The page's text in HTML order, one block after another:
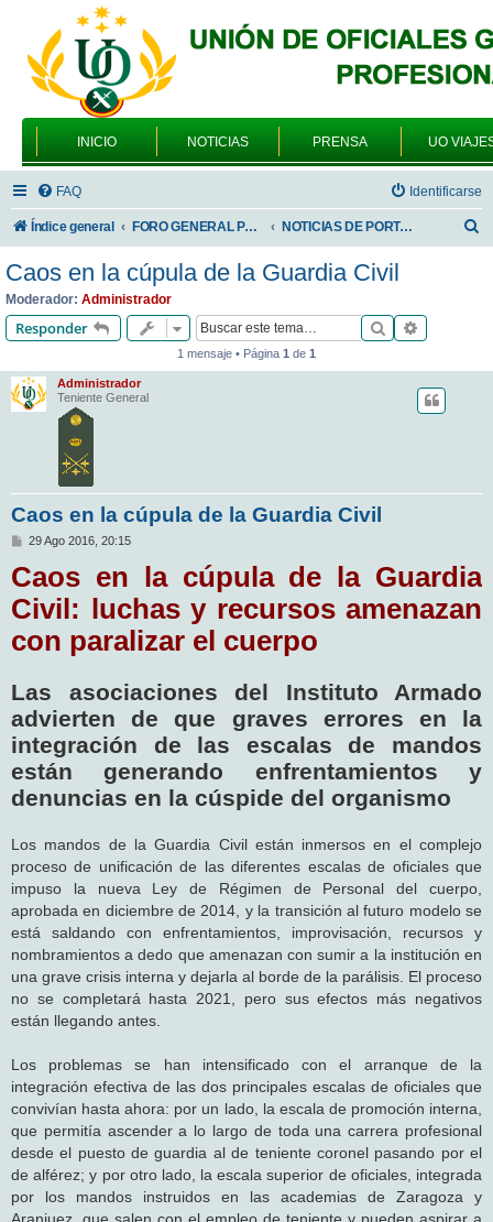
INICIO NOTICIAS PRENSA UO
FAQ Identificarse
Índice general FORO GENERAL PARA TODOS LOS USUARIOS NOTICIAS DE PORTADA
r
Caos en la cúpula de la Guardia Civil
Moderador: Administrador
Responder Buscar
1 mensaje • Página 1 de 1
Administrador
Teniente General
Caos en la cúpula de la Guardia Civil
M
n
s
a
j
29 Ago 2016, 20:15
Caos en la cúpula de la Guardia
Civil: luchas y recursos amenazan
con paralizar el cuerpo
Las asociaciones del Instituto Armado
advierten de que graves errores en la
integración de las escalas de mandos
están generando enfrentamientos y
denuncias en la cúspide del organismo
Los mandos de la Guardia Civil están inmersos en el complejo
proceso de unificación de las diferentes escalas de oficiales que
impuso la nueva Ley de Régimen de Personal del cuerpo,
aprobada en diciembre de 2014, y la transición al futuro modelo se
está saldando con enfrentamientos, improvisación, recursos y
nombramientos a dedo que amenazan con sumir a la institución en
una grave crisis interna y dejarla al borde de la parálisis. El proceso
no se completará hasta 2021, pero sus efectos más negativos
están llegando antes.
Los problemas se han intensificado con el arranque de la
integración efectiva de las dos principales escalas de oficiales que
convivían hasta ahora: por un lado, la escala de promoción interna,
que permitía ascender a lo largo de toda una carrera profesional
desde el puesto de guardia al de teniente coronel pasando por el
de alférez; y por otro lado, la escala superior de oficiales, integrada
por los mandos instruidos en las academias de Zaragoza y
Aranjuez, que salen con el empleo de teniente y pueden aspirar a